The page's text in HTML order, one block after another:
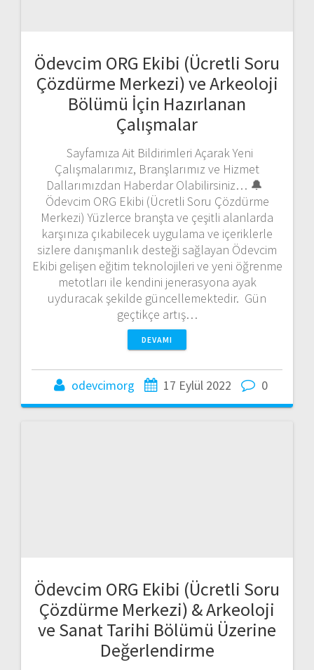
Ödevcim ORG Ekibi (Ücretli Soru
Çözdürme Merkezi) ve Arkeoloji
Bölümü İçin Hazırlanan
Çalışmalar
Sayfamıza Ait Bildirimleri Açarak Yeni
Çalışmalarımız, Branşlarımız ve Hizmet
Dallarımızdan Haberdar Olabilirsiniz… 🔔
Ödevcim ORG Ekibi (Ücretli Soru Çözdürme
Merkezi) Yüzlerce branşta ve çeşitli alanlarda
karşınıza çıkabilecek uygulama ve içeriklerle
sizlere danışmanlık desteği sağlayan Ödevcim
Ekibi gelişen eğitim teknolojileri ve yeni öğrenme
metotları ile kendini jenerasyona ayak
uyduracak şekilde güncellemektedir. Gün
geçtikçe artış…
DEVAMI
odevcimorg 17 Eylül 2022 0
Ödevcim ORG Ekibi (Ücretli Soru
Çözdürme Merkezi) & Arkeoloji
ve Sanat Tarihi Bölümü Üzerine
Değerlendirme